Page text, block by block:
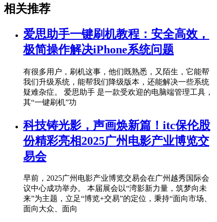
相关推荐
爱思助手一键刷机教程：安全高效，
极简操作解决iPhone系统问题
有很多用户，刷机这事，他们既熟悉，又陌生，它能帮
我们升级系统，能帮我们降级版本，还能解决一些系统
疑难杂症。 爱思助手 是一款受欢迎的电脑端管理工具，
其“一键刷机”功
科技铸光影，声画焕新篇！itc保伦股
份精彩亮相2025广州电影产业博览交
易会
早前，2025广州电影产业博览交易会在广州越秀国际会
议中心成功举办。 本届展会以“湾影新力量，筑梦向未
来”为主题，立足“博览+交易”的定位，秉持“面向市场、
面向大众、面向